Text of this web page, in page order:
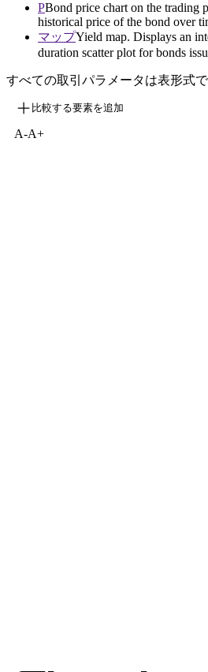
PBond price chart on the trading
historical price of the bond over
マップYield map. Displays an
duration scatter plot for bonds
すべての取引パラメータは表形式
比較する要素を追加